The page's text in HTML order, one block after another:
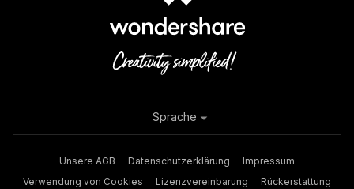
Unsere AGB Datenschutzerklärung
Impressum
Verwendung von Cookies
Lizenzvereinbarung
Rückerstattung
Sprache